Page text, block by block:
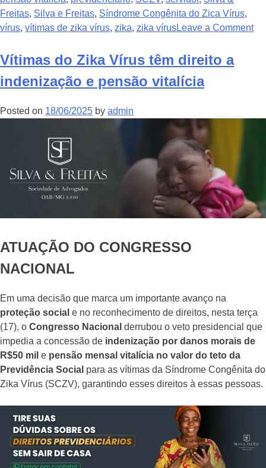
Freitas, Silva e Freitas, Síndrome Congênita do Zica Vírus,
vírus, vítimas de zika vírus, zika, zika vírusLeave a Comment
Vítimas do Zika Vírus têm direito a
indenização e pensão vitalícia
Posted on 18/06/2025 by admin
ATUAÇÃO DO CONGRESSO
NACIONAL
Em uma decisão que marca um importante avanço na
proteção social e no reconhecimento de direitos, nesta terça
(17), o Congresso Nacional derrubou o veto presidencial que
impedia a concessão de indenização por danos morais de
R$50 mil e pensão mensal vitalícia no valor do teto da
Previdência Social para as vítimas da Síndrome Congênita do
Zika Vírus (SCZV), garantindo esses direitos à essas pessoas.